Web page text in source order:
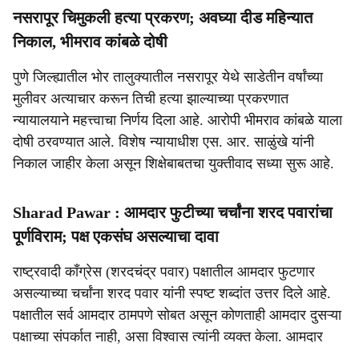
नसरापूर चिमुकली हत्या प्रकरण; अवघ्या दीड महिन्यात
निकाल, भीमराव कांबळे दोषी
पुणे जिल्ह्यातील भोर तालुक्यातील नसरापूर येथे साडेतीन वर्षांच्या
मुलीवर अत्याचार करून तिची हत्या झाल्याच्या प्रकरणात
न्यायालयाने महत्त्वाचा निर्णय दिला आहे. आरोपी भीमराव कांबळे याला
दोषी ठरवण्यात आले. विशेष न्यायाधीश एस. आर. साळुंखे यांनी
निकाल जाहीर केला असून शिक्षेबाबतचा युक्तीवाद सध्या सुरू आहे.
Sharad Pawar : आमदार फुटीच्या चर्चांना शरद पवारांचा
पूर्णविराम; पक्ष एकसंघ असल्याचा दावा
राष्ट्रवादी काँग्रेस (शरदचंद्र पवार) पक्षातील आमदार फुटणार
असल्याच्या चर्चांना शरद पवार यांनी स्पष्ट शब्दांत उत्तर दिले आहे.
पक्षातील सर्व आमदार ठामपणे सोबत असून कोणताही आमदार दुसऱ्या
पक्षाच्या संपर्कात नाही, असा विश्वास त्यांनी व्यक्त केला. आमदार